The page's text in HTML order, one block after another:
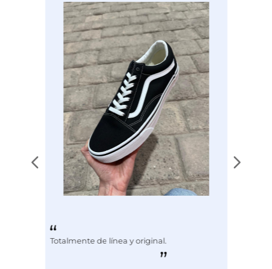
NEGRO
Totalmente de línea y original.